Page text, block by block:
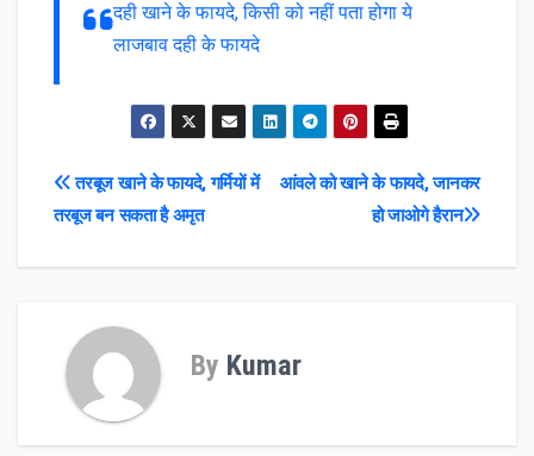
दही खाने के फायदे, किसी को नहीं पता होगा ये
लाजबाव दही के फायदे
Post
navigation
आंवले को खाने के फायदे, जानकर
हो जाओगे हैरान
तरबूज खाने के फायदे, गर्मियों में
तरबूज बन सकता है अमृत
By Kumar